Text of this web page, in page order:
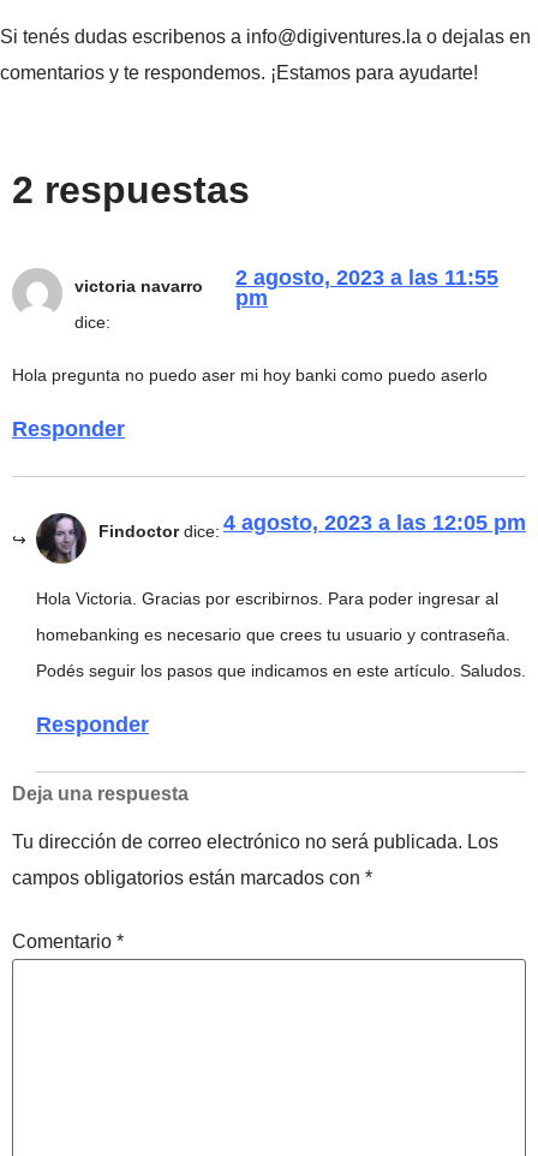
Si tenés dudas escribenos a info@digiventures.la o dejalas en
comentarios y te respondemos. ¡Estamos para ayudarte!
2 respuestas
victoria navarro
dice:
2 agosto, 2023 a las 11:55
pm
Hola pregunta no puedo aser mi hoy banki como puedo aserlo
Responder
Findoctor dice: 4 agosto, 2023 a las 12:05 pm
Hola Victoria. Gracias por escribirnos. Para poder ingresar al
homebanking es necesario que crees tu usuario y contraseña.
Podés seguir los pasos que indicamos en este artículo. Saludos.
Responder
Deja una respuesta
Tu dirección de correo electrónico no será publicada. Los
campos obligatorios están marcados con *
Comentario *